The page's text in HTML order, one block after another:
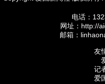
电话：
网址：http://
邮箱：
友
记
爱